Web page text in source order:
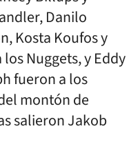
Danilo
Kosta Koufos y
Nuggets, y Eddy
fueron a los
montón de
salieron Jakob